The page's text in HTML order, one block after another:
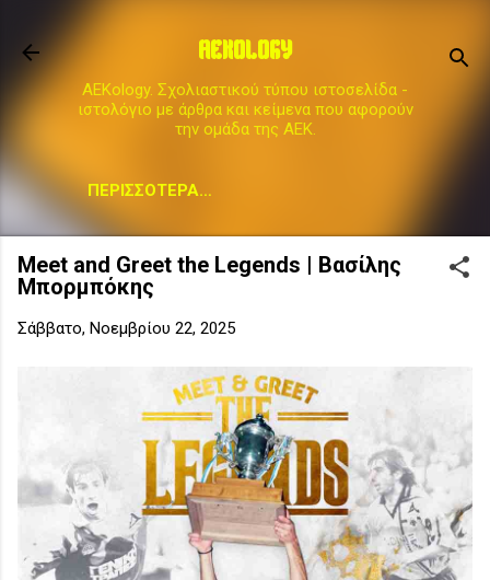
AEKOLOGY
AEKology. Σχολιαστικού τύπου ιστοσελίδα -
ιστολόγιο με άρθρα και κείμενα που αφορούν
την ομάδα της ΑΕΚ.
ΠΕΡΙΣΣΌΤΕΡΑ…
Meet and Greet the Legends | Βασίλης
Μπορμπόκης
Σάββατο, Νοεμβρίου 22, 2025